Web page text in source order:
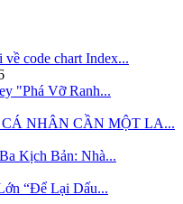
về code chart Index...
"Phá Vỡ Ranh...
NHÂN CẦN MỘT LA...
Kịch Bản: Nhà...
“Để Lại Dấu...